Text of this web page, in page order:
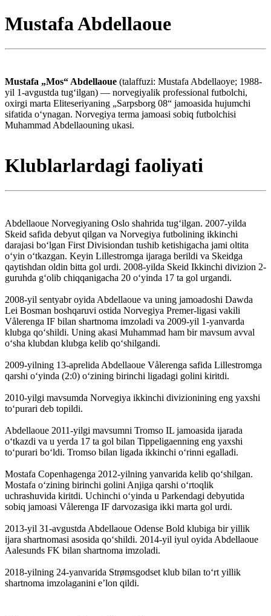
Mustafa Abdellaoue
Mustafa „Mos“ Abdellaoue (talaffuzi: Mustafa Abdellaoye; 1988-
yil 1-avgustda tugʻilgan) — norvegiyalik professional futbolchi,
oxirgi marta Eliteseriyaning „Sarpsborg 08“ jamoasida hujumchi
sifatida oʻynagan. Norvegiya terma jamoasi sobiq futbolchisi
Muhammad Abdellaouning ukasi.
Klublarlardagi faoliyati
Abdellaoue Norvegiyaning Oslo shahrida tugʻilgan. 2007-yilda
Skeid safida debyut qilgan va Norvegiya futbolining ikkinchi
darajasi boʻlgan First Divisiondan tushib ketishigacha jami oltita
oʻyin oʻtkazgan. Keyin Lillestromga ijaraga berildi va Skeidga
qaytishdan oldin bitta gol urdi. 2008-yilda Skeid Ikkinchi divizion 2-
guruhda gʻolib chiqqanigacha 20 oʻyinda 17 ta gol urgandi.
2008-yil sentyabr oyida Abdellaoue va uning jamoadoshi Dawda
Lei Bosman boshqaruvi ostida Norvegiya Premer-ligasi vakili
Vålerenga IF bilan shartnoma imzoladi va 2009-yil 1-yanvarda
klubga qoʻshildi. Uning akasi Muhammad ham bir mavsum avval
oʻsha klubdan klubga kelib qoʻshilgandi.
2009-yilning 13-aprelida Abdellaoue Vålerenga safida Lillestromga
qarshi oʻyinda (2:0) oʻzining birinchi ligadagi golini kiritdi.
2010-yilgi mavsumda Norvegiya ikkinchi divizionining eng yaxshi
toʻpurari deb topildi.
Abdellaoue 2011-yilgi mavsumni Tromso IL jamoasida ijarada
oʻtkazdi va u yerda 17 ta gol bilan Tippeligaenning eng yaxshi
toʻpurari boʻldi. Tromso bilan ligada ikkinchi oʻrinni egalladi.
Mostafa Copenhagenga 2012-yilning yanvarida kelib qoʻshilgan.
Mostafa oʻzining birinchi golini Anjiga qarshi oʻrtoqlik
uchrashuvida kiritdi. Uchinchi oʻyinda u Parkendagi debyutida
sobiq jamoasi Vålerenga IF darvozasiga ikki marta gol urdi.
2013-yil 31-avgustda Abdellaoue Odense Bold klubiga bir yillik
ijara shartnomasi asosida qoʻshildi. 2014-yil iyul oyida Abdellaoue
Aalesunds FK bilan shartnoma imzoladi.
2018-yilning 24-yanvarida Strømsgodset klub bilan toʻrt yillik
shartnoma imzolaganini eʼlon qildi.